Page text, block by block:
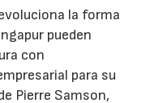
la forma
pueden
con
para su
Pierre Samson,